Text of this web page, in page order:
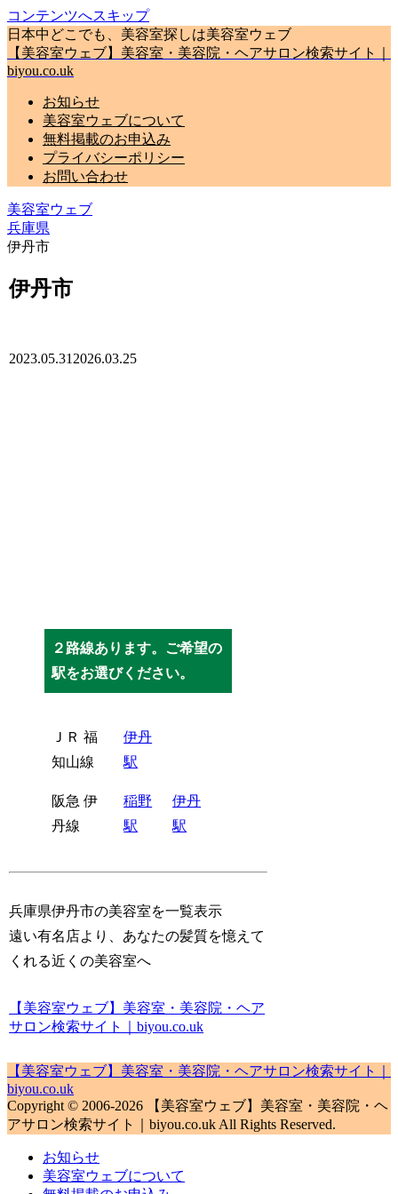
コンテンツへスキップ
日本中どこでも、美容室探しは美容室ウェブ
【美容室ウェブ】美容室・美容院・ヘアサロン検索サイト｜
biyou.co.uk
お知らせ
美容室ウェブについて
無料掲載のお申込み
プライバシーポリシー
お問い合わせ
美容室ウェブ
兵庫県
伊丹市
伊丹市
2023.05.31 2026.03.25
２路線あります。ご希望の
駅をお選びください。
ＪＲ 福
知山線
伊丹
駅
阪急 伊
丹線
稲野
駅
伊丹
駅
兵庫県伊丹市の美容室を一覧表示
遠い有名店より、あなたの髪質を憶えて
くれる近くの美容室へ
【美容室ウェブ】美容室・美容院・ヘア
サロン検索サイト｜biyou.co.uk
【美容室ウェブ】美容室・美容院・ヘアサロン検索サイト｜
biyou.co.uk
Copyright © 2006-2026 【美容室ウェブ】美容室・美容院・ヘ
アサロン検索サイト｜biyou.co.uk All Rights Reserved.
お知らせ
美容室ウェブについて